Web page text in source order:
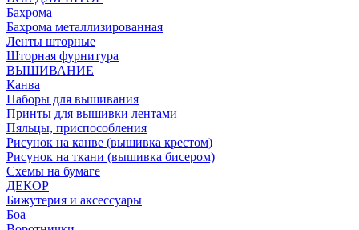
Бахрома
Бахрома металлизированная
Ленты шторные
Шторная фурнитура
ВЫШИВАНИЕ
Канва
Наборы для вышивания
Принты для вышивки лентами
Пяльцы, приспособления
Рисунок на канве (вышивка крестом)
Рисунок на ткани (вышивка бисером)
Схемы на бумаге
ДЕКОР
Бижутерия и аксессуары
Боа